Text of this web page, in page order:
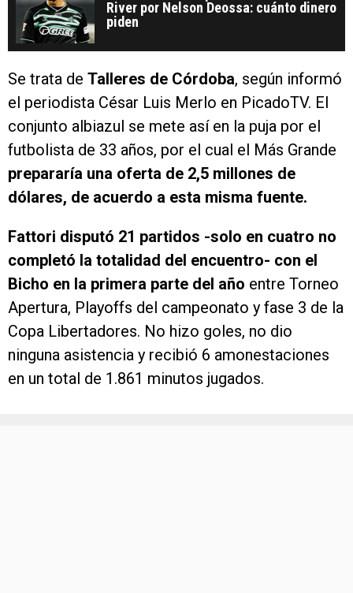
River por Nelson Deossa: cuánto dinero
piden
Se trata de Talleres de Córdoba, según informó
el periodista César Luis Merlo en PicadoTV. El
conjunto albiazul se mete así en la puja por el
futbolista de 33 años, por el cual el Más Grande
prepararía una oferta de 2,5 millones de
dólares, de acuerdo a esta misma fuente.
Fattori disputó 21 partidos -solo en cuatro no
completó la totalidad del encuentro- con el
Bicho en la primera parte del año entre Torneo
Apertura, Playoffs del campeonato y fase 3 de la
Copa Libertadores. No hizo goles, no dio
ninguna asistencia y recibió 6 amonestaciones
en un total de 1.861 minutos jugados.